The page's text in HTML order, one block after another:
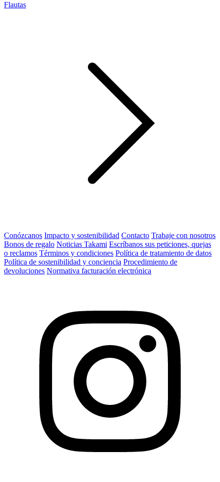
Flautas
Conózcanos Impacto y sostenibilidad Contacto Trabaje con nosotros
Bonos de regalo Noticias Takami Escríbanos sus peticiones, quejas
o reclamos Términos y condiciones Política de tratamiento de datos
Política de sostenibilidad y conciencia Procedimiento de
devoluciones Normativa facturación electrónica